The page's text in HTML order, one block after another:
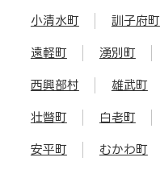
小清水町 訓子府町
遠軽町 湧別町
西興部村 雄武町
壮瞥町 白老町
安平町 むかわ町